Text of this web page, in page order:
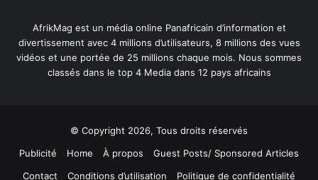
AfrikMag est un média online Panafricain d’information et
divertissement avec 4 millions d’utilisateurs, 8 millions des vues
vidéos et une portée de 25 millions chaque mois. Nous sommes
classés dans le top 4 Media dans 12 pays africains
© Copyright 2026, Tous droits réservés
Publicité
Home À propos
Guest Posts/ Sponsored Articles
Contact
Conditions d’utilisation Politique de confidentialité